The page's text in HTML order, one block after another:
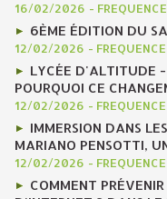
16/02/2026 -
6ÈME ÉDITION DU
12/02/2026 -
LYCÉE D'ALTITUDE -
POURQUOI CE
12/02/2026 -
IMMERSION DANS
MARIANO PENSOTTI,
12/02/2026 -
COMMENT